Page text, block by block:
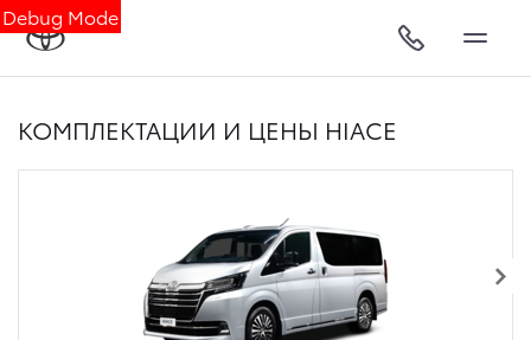
Debug Mode
КОМПЛЕКТАЦИИ И ЦЕНЫ HIACE